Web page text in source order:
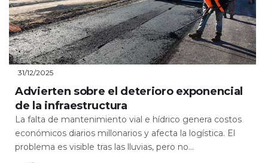
31/12/2025
Advierten sobre el deterioro exponencial
de la infraestructura
La falta de mantenimiento vial e hídrico genera costos
económicos diarios millonarios y afecta la logística. El
problema es visible tras las lluvias, pero no...